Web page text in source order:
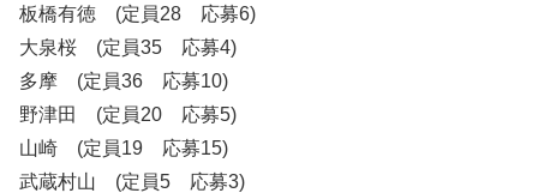
板橋有徳 (定員28 応募6)
大泉桜 (定員35 応募4)
多摩 (定員36 応募10)
野津田 (定員20 応募5)
山崎 (定員19 応募15)
武蔵村山 (定員5 応募3)